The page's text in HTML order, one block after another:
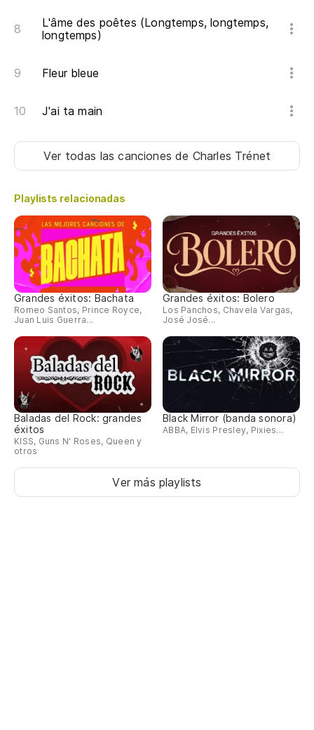
L'âme des poêtes (Longtemps, longtemps,
longtemps)
Fleur bleue
J'ai ta main
Ver todas las cancionesde Charles Trénet
Playlists relacionadas
Grandes éxitos: Bachata
Romeo Santos, Prince Royce,
Juan Luis Guerra...
Grandes éxitos: Bolero
Los Panchos, Chavela Vargas,
José José...
Baladas del Rock: grandes
éxitos
KISS, Guns N' Roses, Queen y
otros
Black Mirror (banda sonora)
ABBA, Elvis Presley, Pixies...
Ver más playlists